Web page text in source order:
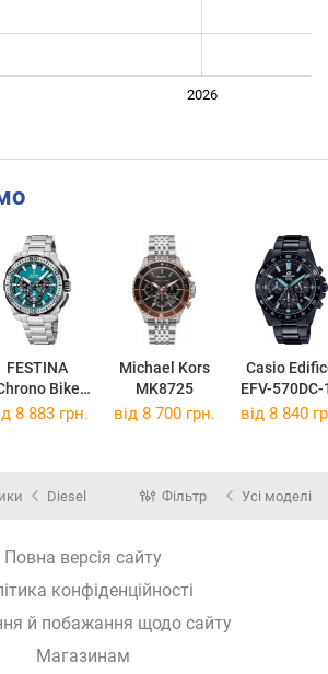
2026
FESTINA
Bike
F20724/6
Michael Kors
MK8725
Casio
EFV-570DC-
8 883 грн. від 8 700 грн. від 8 840
Diesel Фільтр Усі моделі
Повна версія сайту
конфіденційності
й побажання щодо сайту
Магазинам